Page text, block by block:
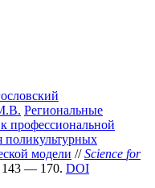
Региональные
профессиональной
поликультурных
модели //Science for
— 170. DOI